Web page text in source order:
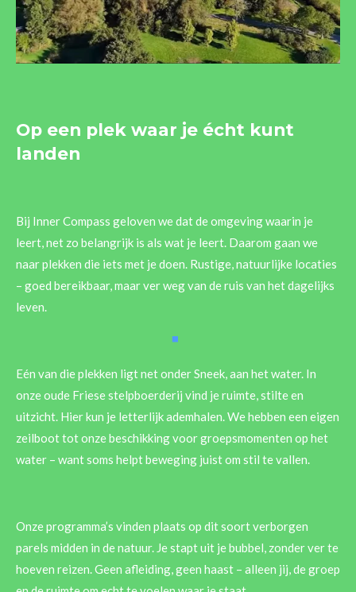
Op een plek waar je écht kunt
landen
Bij Inner Compass geloven we dat de omgeving waarin je
leert, net zo belangrijk is als wat je leert. Daarom gaan we
naar plekken die iets met je doen. Rustige, natuurlijke locaties
– goed bereikbaar, maar ver weg van de ruis van het dagelijks
leven.
Eén van die plekken ligt net onder Sneek, aan het water. In
onze oude Friese stelpboerderij vind je ruimte, stilte en
uitzicht. Hier kun je letterlijk ademhalen. We hebben een eigen
zeilboot tot onze beschikking voor groepsmomenten op het
water – want soms helpt beweging juist om stil te vallen.
Onze programma’s vinden plaats op dit soort verborgen
parels midden in de natuur. Je stapt uit je bubbel, zonder ver te
hoeven reizen. Geen afleiding, geen haast – alleen jij, de groep